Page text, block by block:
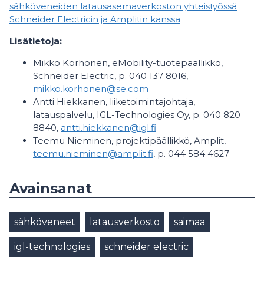
sähköveneiden latausasemaverkoston yhteistyössä
Schneider Electricin ja Amplitin kanssa
Lisätietoja:
Mikko Korhonen, eMobility-tuotepäällikkö,
Schneider Electric, p. 040 137 8016,
mikko.korhonen@se.com
Antti Hiekkanen, liiketoimintajohtaja,
latauspalvelu, IGL-Technologies Oy, p. 040 820
8840, antti.hiekkanen@igl.fi
Teemu Nieminen, projektipäällikkö, Amplit,
teemu.nieminen@amplit.fi, p. 044 584 4627
Avainsanat
sähköveneet latausverkosto saimaa
igl-technologies schneider electric